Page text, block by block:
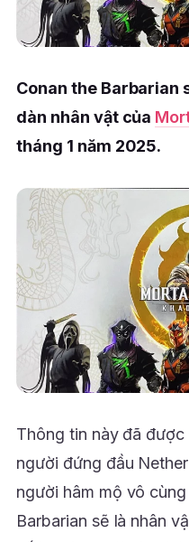
Conan the Barbarian
dàn nhân vật của
tháng 1 năm 2025.
Thông tin này đã
người đứng đầu
người hâm mộ vô
Barbarian sẽ là nhân